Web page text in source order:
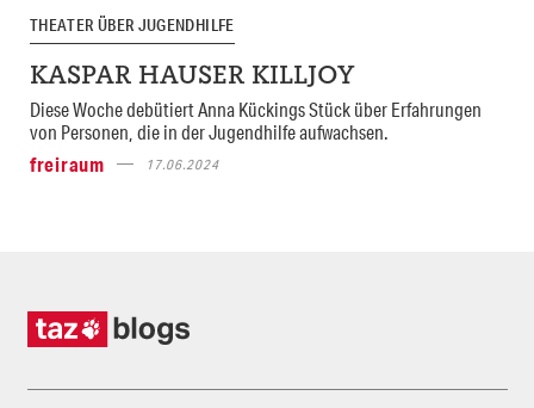
THEATER ÜBER JUGENDHILFE
KASPAR HAUSER KILLJOY
Diese Woche debütiert Anna Kückings Stück über Erfahrungen
von Personen, die in der Jugendhilfe aufwachsen.
freiraum
17.06.2024